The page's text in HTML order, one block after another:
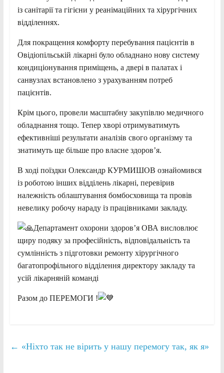
із санітарії та гігієни у реанімаційних та хірургічних
відділеннях.
Для покращення комфорту перебування пацієнтів в
Овідіопільській лікарні було обладнано нову систему
кондиціонування приміщень, а двері в палатах і
санвузлах встановлено з урахуванням потреб
пацієнтів.
Крім цього, провели масштабну закупівлю медичного
обладнання тощо. Тепер хворі отримуватимуть
ефективніші результати аналізів свого організму та
знатимуть ще більше про власне здоровʼя.
В ході поїздки Олександр КУРМИШОВ ознайомився
із роботою інших відділень лікарні, перевірив
належність облаштування бомбосховища та провів
невелику робочу нараду із працівниками закладу.
Департамент охорони здоровʼя ОВА висловлює
щиру подяку за професійність, відповідальність та
сумлінність з підготовки ремонту хірургічного
багатопрофільного відділення директору закладу та
усій лікарняній команді
Разом до ПЕРЕМОГИ !
← «Ніхто так не вірить у нашу перемогу так, як я»